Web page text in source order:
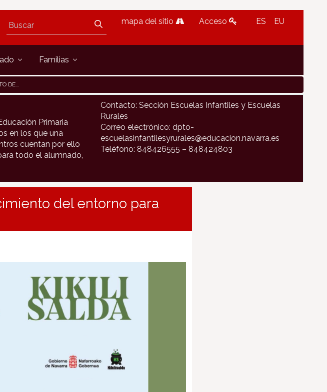
mapa del sitio Acceso ES EU
Familias
INFANCIA
Primaria
en los que una
cuentan por ello
todo el alumnado,
Contacto: Sección Escuelas Infantiles y Escuelas
Rurales
Correo electrónico: dpto-
escuelasinfantilesyrurales@educacion.navarra.es
Teléfono: 848426555 – 848424803
del entorno para